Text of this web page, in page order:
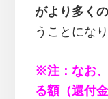
がより多く
うことになり
※注：なお
る額（還付